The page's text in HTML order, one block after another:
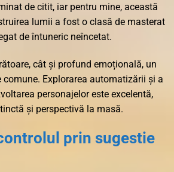
de citit, iar pentru mine, această
lumii a fost o clasă de masterat
de întuneric neîncetat.
cât și profund emoțională, un
Explorarea automatizării și a
personajelor este excelentă,
și perspectivă la masă.
prin sugestie